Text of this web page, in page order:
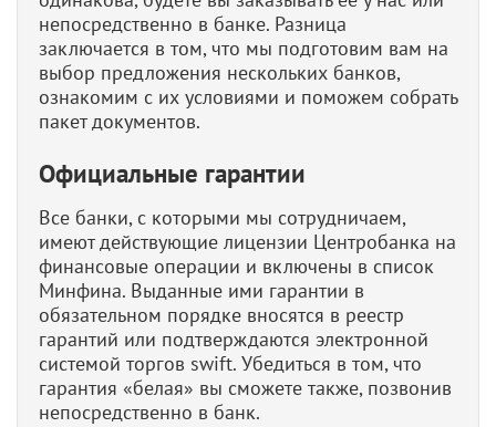
непосредственно в банке. Разница
заключается в том, что мы подготовим вам на
выбор предложения нескольких банков,
ознакомим с их условиями и поможем собрать
пакет документов.
Официальные гарантии
Все банки, с которыми мы сотрудничаем,
имеют действующие лицензии Центробанка на
финансовые операции и включены в список
Минфина. Выданные ими гарантии в
обязательном порядке вносятся в реестр
гарантий или подтверждаются электронной
системой торгов swift. Убедиться в том, что
гарантия «белая» вы сможете также, позвонив
непосредственно в банк.